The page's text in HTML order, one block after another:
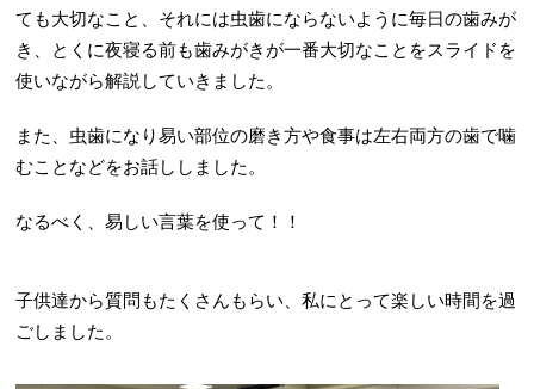
ても大切なこと、それには虫歯にならないように毎日の歯みが
き、とくに夜寝る前も歯みがきが一番大切なことをスライドを
使いながら解説していきました。
また、虫歯になり易い部位の磨き方や食事は左右両方の歯で噛
むことなどをお話ししました。
なるべく、易しい言葉を使って！！
子供達から質問もたくさんもらい、私にとって楽しい時間を過
ごしました。